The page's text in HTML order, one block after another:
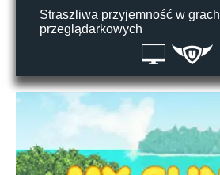
Straszliwa przyjemność w grach
przeglądarkowych